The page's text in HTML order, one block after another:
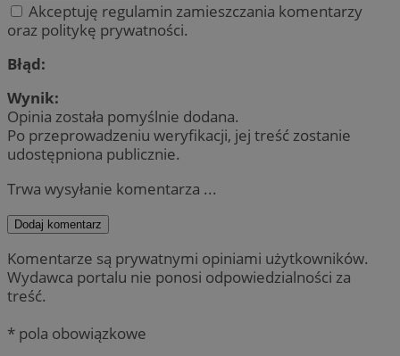
Akceptuję regulamin zamieszczania komentarzy
oraz politykę prywatności.
Błąd:
Wynik:
Opinia została pomyślnie dodana.
Po przeprowadzeniu weryfikacji, jej treść zostanie
udostępniona publicznie.
Trwa wysyłanie komentarza ...
Dodaj komentarz
Komentarze są prywatnymi opiniami użytkowników.
Wydawca portalu nie ponosi odpowiedzialności za
treść.
* pola obowiązkowe